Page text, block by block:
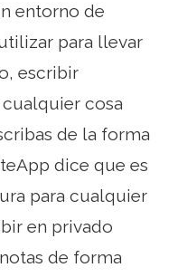
entorno de
para llevar
escribir
cosa
de la forma
dice que es
para cualquier
en privado
de forma